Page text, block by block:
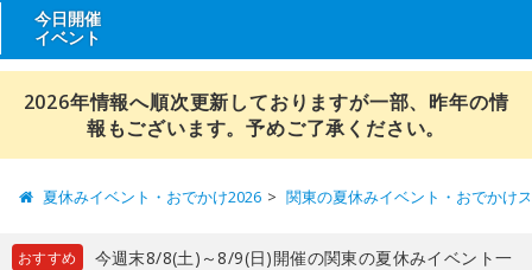
今日開催
イベント
2026年情報へ順次更新しておりますが一部、昨年の情
報もございます。予めご了承ください。
夏休みイベント・おでかけ2026 関東の夏休みイベント・おでかけ
おすすめ
今週末8/8(土)～8/9(日)開催の関東の夏休みイベント一